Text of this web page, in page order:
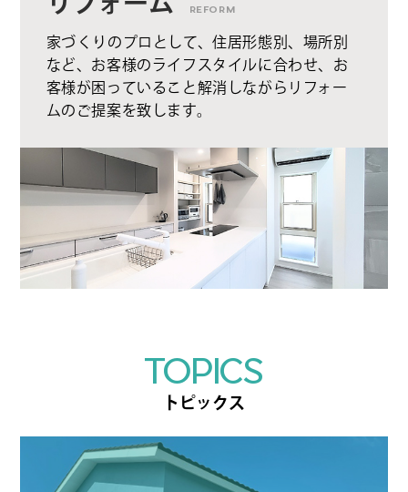
REFORM
家づくりのプロとして、住居形態別、場所別
など、お客様のライフスタイルに合わせ、お
客様が困っていること解消しながらリフォー
ムのご提案を致します。
TOPICS
トピックス